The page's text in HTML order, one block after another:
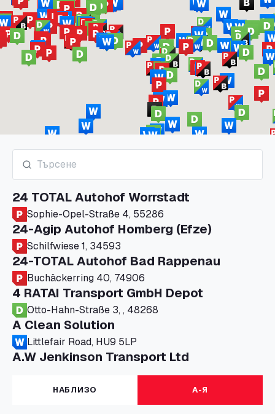
24 TOTAL Autohof Worrstadt
Sophie-Opel-Straße 4, 55286
24-Agip Autohof Homberg (Efze)
Schilfwiese 1, 34593
24-TOTAL Autohof Bad Rappenau
Buchäckerring 40, 74906
4 RATAI Transport GmbH Depot
Otto-Hahn-Straße 3, , 48268
A Clean Solution
Littlefair Road, HU9 5LP
A.W Jenkinson Transport Ltd
Progress House, ME11 5GA
A+G Nettetal - Depot Parking
Am Panneschopp 7, 41334
НАБЛИЗО А-Я